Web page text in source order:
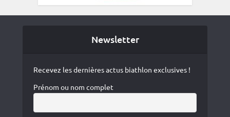
Newsletter
Recevez les dernières actus biathlon exclusives !
Prénom ou nom complet